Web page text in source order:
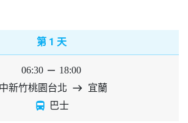
第 1 天
06:30 horizontal_rule 18:00
新竹桃園台北 east 宜蘭
directions_bus 巴士